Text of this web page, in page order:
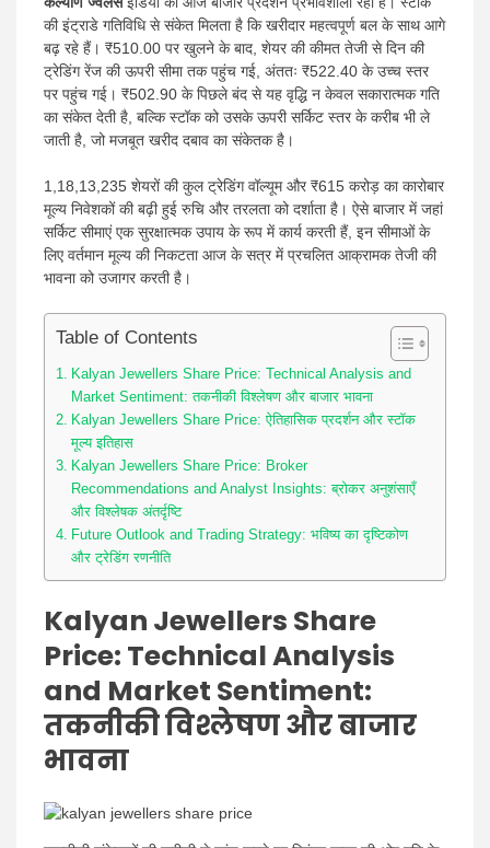
की इंट्राडे गतिविधि से संकेत मिलता है कि खरीदार महत्वपूर्ण बल के साथ आगे
बढ़ रहे हैं। ₹510.00 पर खुलने के बाद, शेयर की कीमत तेजी से दिन की
ट्रेडिंग रेंज की ऊपरी सीमा तक पहुंच गई, अंततः ₹522.40 के उच्च स्तर
पर पहुंच गई। ₹502.90 के पिछले बंद से यह वृद्धि न केवल सकारात्मक गति
का संकेत देती है, बल्कि स्टॉक को उसके ऊपरी सर्किट स्तर के करीब भी ले
जाती है, जो मजबूत खरीद दबाव का संकेतक है।
1,18,13,235 शेयरों की कुल ट्रेडिंग वॉल्यूम और ₹615 करोड़ का कारोबार
मूल्य निवेशकों की बढ़ी हुई रुचि और तरलता को दर्शाता है। ऐसे बाजार में जहां
सर्किट सीमाएं एक सुरक्षात्मक उपाय के रूप में कार्य करती हैं, इन सीमाओं के
लिए वर्तमान मूल्य की निकटता आज के सत्र में प्रचलित आक्रामक तेजी की
भावना को उजागर करती है।
Table of Contents
Kalyan Jewellers Share Price: Technical Analysis and
Market Sentiment: तकनीकी विश्लेषण और बाजार भावना
Kalyan Jewellers Share Price: ऐतिहासिक प्रदर्शन और स्टॉक
मूल्य इतिहास
Kalyan Jewellers Share Price: Broker
Recommendations and Analyst Insights: ब्रोकर अनुशंसाएँ
और विश्लेषक अंतर्दृष्टि
Future Outlook and Trading Strategy: भविष्य का दृष्टिकोण
और ट्रेडिंग रणनीति
Kalyan Jewellers Share
Price: Technical Analysis
and Market Sentiment:
तकनीकी विश्लेषण और बाजार
भावना